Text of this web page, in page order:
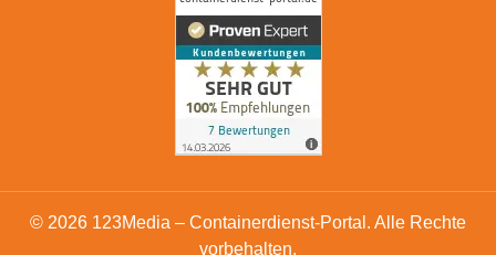
© 2026 123Media – Containerdienst-Portal. Alle Rechte
vorbehalten.